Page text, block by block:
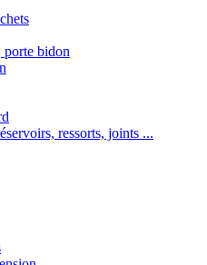
porte bidon
ressorts, joints ...